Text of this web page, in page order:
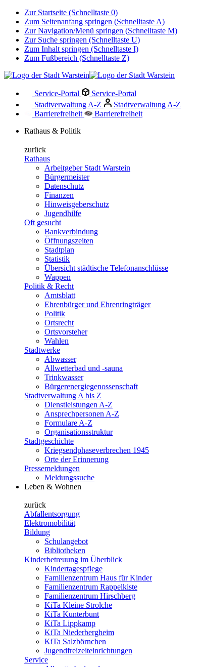
Zur Startseite (Schnelltaste 0)
Zum Seitenanfang springen (Schnelltaste A)
Zur Navigation/Menü springen (Schnelltaste M)
Zur Suche springen (Schnelltaste U)
Zum Inhalt springen (Schnelltaste I)
Zum Fußbereich (Schnelltaste Z)
Service-Portal
Service-Portal
Stadtverwaltung A-Z
Stadtverwaltung A-Z
Barrierefreiheit
Barrierefreiheit
Rathaus & Politik
zurück
Rathaus
Arbeitgeber Stadt Warstein
Bürgermeister
Datenschutz
Finanzen
Hinweisgeberschutz
Jugendhilfe
Oft gesucht
Bankverbindung
Öffnungszeiten
Stadtplan
Statistik
Übersicht städtische Telefonanschlüsse
Wappen
Politik & Recht
Amtsblatt
Ehrenbürger und Ehrenringträger
Politik
Ortsrecht
Ortsvorsteher
Wahlen
Stadtwerke
Abwasser
Allwetterbad und -sauna
Trinkwasser
Bürgerenergiegenossenschaft
Stadtverwaltung A bis Z
Dienstleistungen A-Z
Ansprechpersonen A-Z
Formulare A-Z
Organisationsstruktur
Stadtgeschichte
Kriegsendphaseverbrechen 1945
Orte der Erinnerung
Pressemeldungen
Meldungssuche
Leben & Wohnen
zurück
Abfallentsorgung
Elektromobilität
Bildung
Schulangebot
Bibliotheken
Kinderbetreuung im Überblick
Kindertagespflege
Familienzentrum Haus für Kinder
Familienzentrum Rappelkiste
Familienzentrum Hirschberg
KiTa Kleine Strolche
KiTa Kunterbunt
KiTa Lippkamp
KiTa Niederbergheim
KiTa Salzbörnchen
Jugendfreizeiteinrichtungen
Service